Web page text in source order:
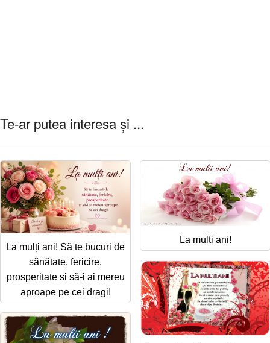
Te-ar putea interesa și ...
La mulți ani! Să te bucuri de
sănătate, fericire,
prosperitate si să-i ai mereu
aproape pe cei dragi!
La multi ani!